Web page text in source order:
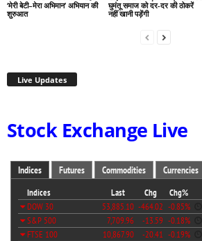
‘मेरी बेटी–मेरा अभिमान’ अभियान की
शुरुआत
घुमंतू समाज को दर-दर की ठोकरें
नहीं खानी पड़ेंगी
Live Updates
Stock Exchange Live